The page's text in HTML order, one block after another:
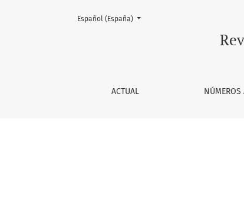
Vol. 21 Núm. 2 (2019)
ACTUAL NÚMEROS
Cambiar el idioma. El actual es:
Español (España)